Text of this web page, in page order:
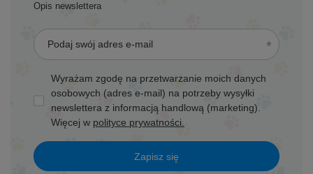
Opis newslettera
Podaj swój adres e-mail
Wyrażam zgodę na przetwarzanie moich danych
osobowych (adres e-mail) na potrzeby wysyłki
newslettera z informacją handlową (marketing).
Więcej w polityce prywatności.
Zapisz się